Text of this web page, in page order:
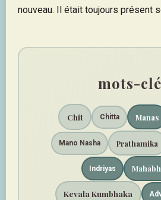
nouveau. Il était toujours présent
mots-
Chit Chitta Manas
Mano Nasha Prathamika
Indriyas
Kevala Kumbhaka